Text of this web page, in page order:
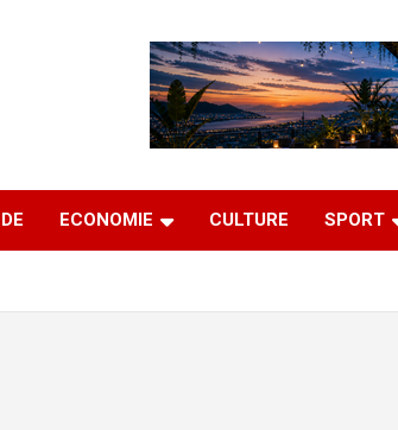
ECONOMIE CULTURE SPORT